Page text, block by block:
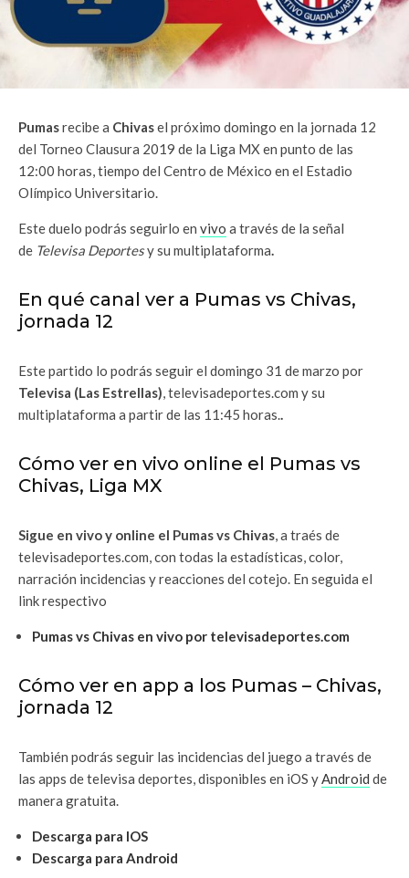
Pumasrecibe a Chivasel próximo domingo en la jornada 12
del Torneo Clausura 2019 de la Liga MX en punto de las
12:00 horas, tiempo del Centro de México en el Estadio
Olímpico Universitario.
Este duelo podrás seguirlo en vivo a través de la señal
de Televisa Deportesy su multiplataforma.
En qué canal ver a Pumas vs Chivas,
jornada 12
Este partido lo podrás seguir el domingo 31 de marzo por
Televisa (Las Estrellas), televisadeportes.com y su
multiplataforma a partir de las 11:45 horas..
Cómo ver en vivo online el Pumas vs
Chivas, Liga MX
Sigue en vivo y online el Pumas vs Chivas, a traés de
televisadeportes.com, con todas la estadísticas, color,
narración incidencias y reacciones del cotejo. En seguida el
link respectivo
Pumas vs Chivas en vivo por televisadeportes.com
Cómo ver en app a los Pumas – Chivas,
jornada 12
También podrás seguir las incidencias del juego a través de
las apps de televisa deportes, disponibles en iOS yAndroid de
manera gratuita.
Descarga para IOS
Descarga para Android